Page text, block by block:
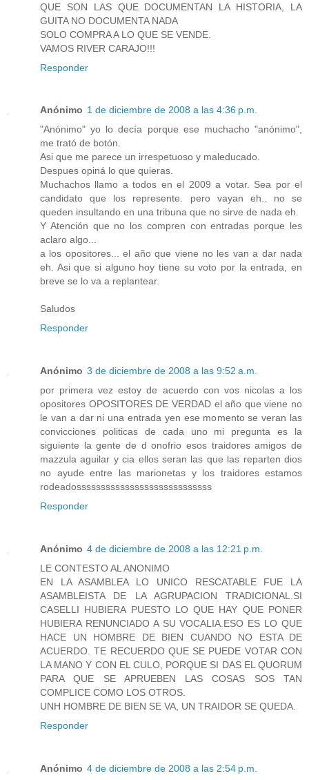
QUE SON LAS QUE DOCUMENTAN LA HISTORIA, LA
GUITA NO DOCUMENTA NADA
SOLO COMPRA A LO QUE SE VENDE.
VAMOS RIVER CARAJO!!!
Responder
Anónimo 1 de diciembre de 2008 a las 4:36 p.m.
"Anónimo" yo lo decía porque ese muchacho "anónimo",
me trató de botón.
Asi que me parece un irrespetuoso y maleducado.
Despues opiná lo que quieras.
Muchachos llamo a todos en el 2009 a votar. Sea por el
candidato que los represente. pero vayan eh.. no se
queden insultando en una tribuna que no sirve de nada eh.
Y Atención que no los compren con entradas porque les
aclaro algo...
a los opositores... el año que viene no les van a dar nada
eh. Asi que si alguno hoy tiene su voto por la entrada, en
breve se lo va a replantear.
Saludos
Responder
Anónimo 3 de diciembre de 2008 a las 9:52 a.m.
por primera vez estoy de acuerdo con vos nicolas a los
opositores OPOSITORES DE VERDAD el año que viene no
le van a dar ni una entrada yen ese momento se veran las
convicciones politicas de cada uno mi pregunta es la
siguiente la gente de d onofrio esos traidores amigos de
mazzula aguilar y cia ellos seran las que las reparten dios
no ayude entre las marionetas y los traidores estamos
rodeadossssssssssssssssssssssssssss
Responder
Anónimo 4 de diciembre de 2008 a las 12:21 p.m.
LE CONTESTO AL ANONIMO
EN LA ASAMBLEA LO UNICO RESCATABLE FUE LA
ASAMBLEISTA DE LA AGRUPACION TRADICIONAL.SI
CASELLI HUBIERA PUESTO LO QUE HAY QUE PONER
HUBIERA RENUNCIADO A SU VOCALIA.ESO ES LO QUE
HACE UN HOMBRE DE BIEN CUANDO NO ESTA DE
ACUERDO. TE RECUERDO QUE SE PUEDE VOTAR CON
LA MANO Y CON EL CULO, PORQUE SI DAS EL QUORUM
PARA QUE SE APRUEBEN LAS COSAS SOS TAN
COMPLICE COMO LOS OTROS.
UNH HOMBRE DE BIEN SE VA, UN TRAIDOR SE QUEDA.
Responder
Anónimo 4 de diciembre de 2008 a las 2:54 p.m.